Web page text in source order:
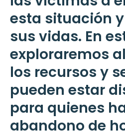
esta situación
sus vidas. En
exploraremos
los recursos y
pueden estar
para quienes
abandono de